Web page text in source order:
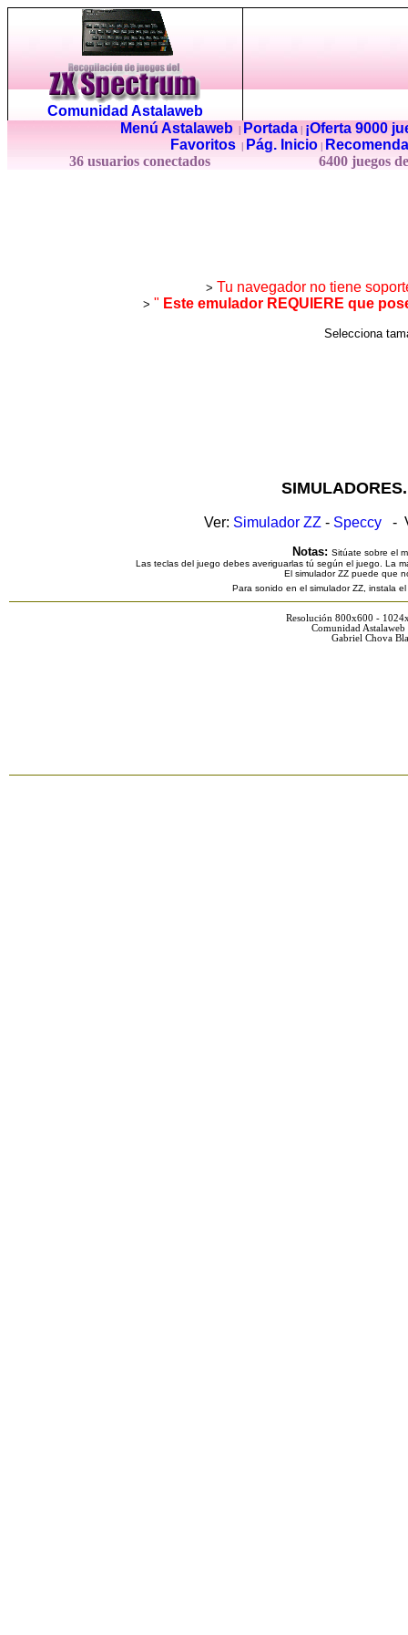
Comunidad Astalaweb
Menú Astalaweb| Portada|
¡Oferta 9000
Favoritos
Pág. Inicio
36 usuarios conectados
6400 juegos
> Tu navegador no tiene
> " Este emulador REQUIERE que
Selecciona
Ver: Simulador ZZ - Speccy -
Notas: Sitúate sobre el
Las teclas del juego debes averiguarlas tú según el juego. La
El simulador ZZ puede que
Para sonido en el simulador ZZ, instala
Resolución 800x600 -
Comunidad
Gabriel Chova